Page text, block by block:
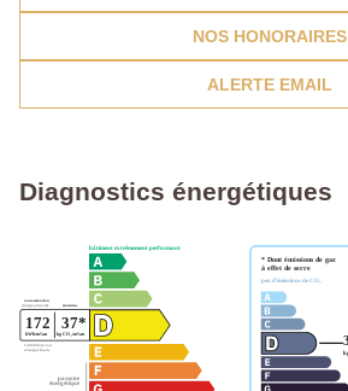
NOS HONORAIRES
ALERTE EMAIL
Diagnostics énergétiques